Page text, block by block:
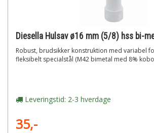
Robust, brudsikker konstruktion med variabel
fleksibelt specialstål (M42 bimetal med 8%
Leveringstid: 2-3 hverdage
35,-